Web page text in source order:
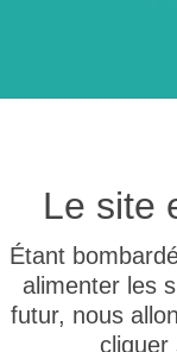
Le site
Étant
alimenter les
futur, nous
cliquer